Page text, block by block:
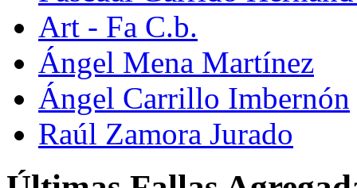
Art - Fa C.b.
Ángel Mena Martínez
Ángel Carrillo Imbernón
Raúl Zamora Jurado